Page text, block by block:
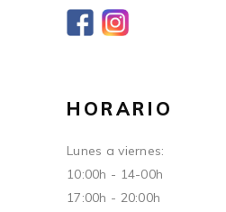
HORARIO
Lunes a viernes:
10:00h - 14-00h
17:00h - 20:00h